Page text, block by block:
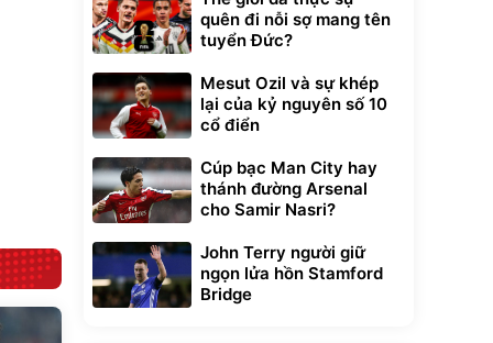
Bạt phủ xe ô tô
cao cấp, tráng
nhôm 03 lớp
392.000đ
Đã bán nhiều
Xe đạp điện trợ
lực G-Force C14
gấp gọn bỏ cốp
9.900.000
Đang xem nhiều
G-FORCE VIETNA
quên đi nỗi sợ mang tên
tuyển Đức?
Mesut Ozil và sự khép
lại của kỷ nguyên số 10
cổ điển
Cúp bạc Man City hay
thánh đường Arsenal
cho Samir Nasri?
John Terry người giữ
ngọn lửa hồn Stamford
Bridge